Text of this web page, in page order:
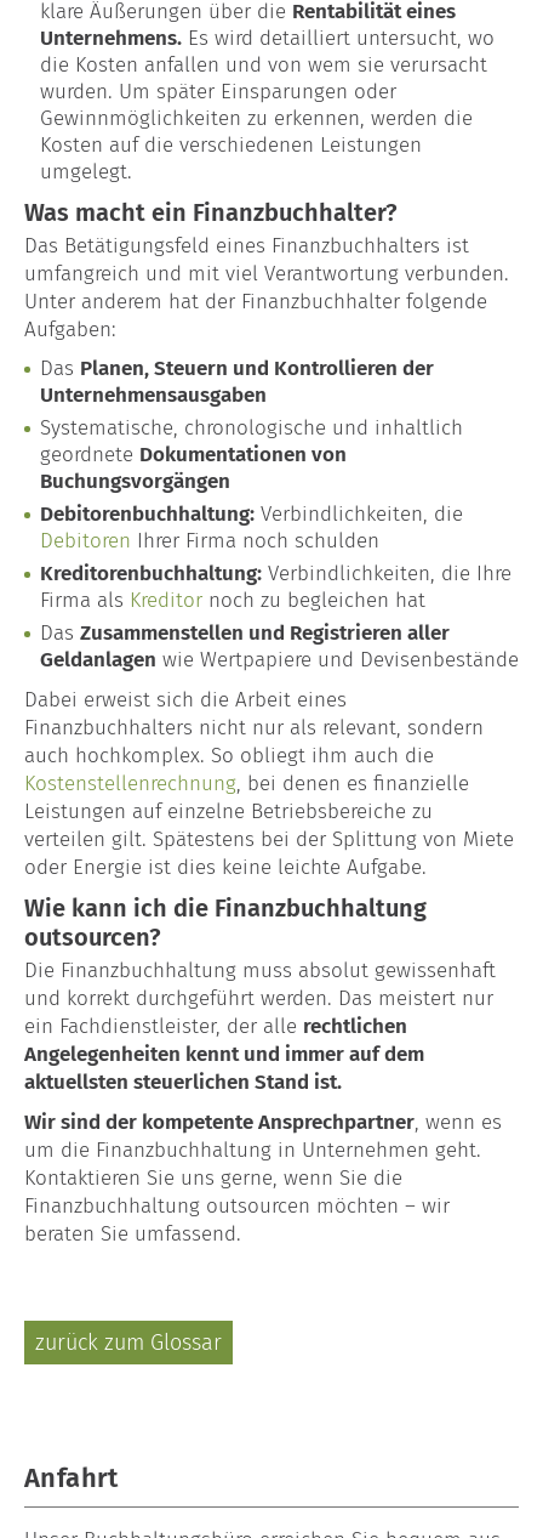
klare Äußerungen über die Rentabilität eines
Unternehmens. Es wird detailliert untersucht, wo
die Kosten anfallen und von wem sie verursacht
wurden. Um später Einsparungen oder
Gewinnmöglichkeiten zu erkennen, werden die
Kosten auf die verschiedenen Leistungen
umgelegt.
Was macht ein Finanzbuchhalter?
Das Betätigungsfeld eines Finanzbuchhalters ist
umfangreich und mit viel Verantwortung verbunden.
Unter anderem hat der Finanzbuchhalter folgende
Aufgaben:
Das Planen, Steuern und Kontrollieren der
Unternehmensausgaben
Systematische, chronologische und inhaltlich
geordnete Dokumentationen von
Buchungsvorgängen
Debitorenbuchhaltung: Verbindlichkeiten, die
Debitoren Ihrer Firma noch schulden
Kreditorenbuchhaltung: Verbindlichkeiten, die Ihre
Firma als Kreditor noch zu begleichen hat
Das Zusammenstellen und Registrieren aller
Geldanlagen wie Wertpapiere und Devisenbestände
Dabei erweist sich die Arbeit eines
Finanzbuchhalters nicht nur als relevant, sondern
auch hochkomplex. So obliegt ihm auch die
Kostenstellenrechnung, bei denen es finanzielle
Leistungen auf einzelne Betriebsbereiche zu
verteilen gilt. Spätestens bei der Splittung von Miete
oder Energie ist dies keine leichte Aufgabe.
Wie kann ich die Finanzbuchhaltung
outsourcen?
Die Finanzbuchhaltung muss absolut gewissenhaft
und korrekt durchgeführt werden. Das meistert nur
ein Fachdienstleister, der alle rechtlichen
Angelegenheiten kennt und immer auf dem
aktuellsten steuerlichen Stand ist.
Wir sind der kompetente Ansprechpartner, wenn es
um die Finanzbuchhaltung in Unternehmen geht.
Kontaktieren Sie uns gerne, wenn Sie die
Finanzbuchhaltung outsourcen möchten – wir
beraten Sie umfassend.
zurück zum Glossar
Anfahrt